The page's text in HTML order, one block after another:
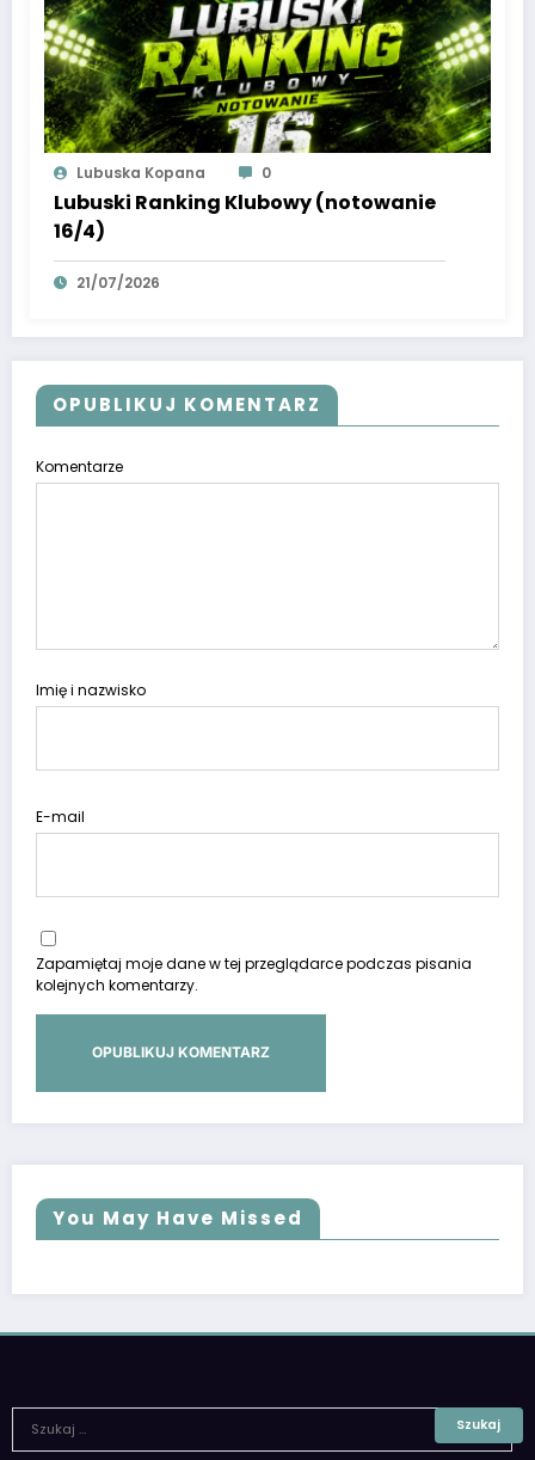
Lubuska Kopana 0
Lubuski Ranking Klubowy (notowanie
16/4)
21/07/2026
OPUBLIKUJ KOMENTARZ
Komentarze
Imię i nazwisko
E-mail
Zapamiętaj moje dane w tej przeglądarce podczas pisania
kolejnych komentarzy.
You May Have Missed